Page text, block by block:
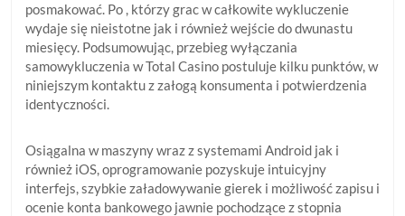
posmakować. Po , którzy grac w całkowite wykluczenie
wydaje się nieistotne jak i również wejście do dwunastu
miesięcy. Podsumowując, przebieg wyłączania
samowykluczenia w Total Casino postuluje kilku punktów, w
niniejszym kontaktu z załogą konsumenta i potwierdzenia
identyczności.
Osiągalna w maszyny wraz z systemami Android jak i
również iOS, oprogramowanie pozyskuje intuicyjny
interfejs, szybkie załadowywanie gierek i możliwość zapisu i
ocenie konta bankowego jawnie pochodzące z stopnia